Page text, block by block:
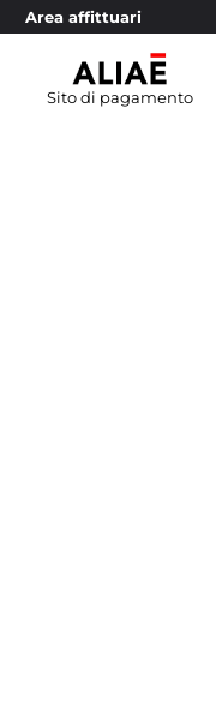
Area affittuari
Sito di pagamento